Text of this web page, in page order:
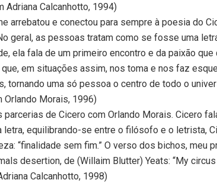
Adriana Calcanhotto, 1994)
arrebatou e conectou para sempre à poesia do
geral, as pessoas tratam como se fosse uma
ela fala de um primeiro encontro e da paixão
em situações assim, nos toma e nos faz
tornando uma só pessoa o centro de todo o
Orlando Morais, 1996)
parcerias de Cicero com Orlando Morais. Cicero
letra, equilibrando-se entre o filósofo e o letrista,
“finalidade sem fim.” O verso dos bichos, meu
desertion, de (Willaim Blutter) Yeats: “My
Calcanhotto, 1998)